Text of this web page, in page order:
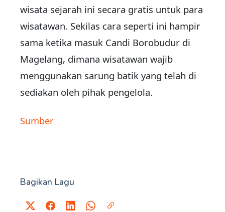
wisata sejarah ini secara gratis untuk para
wisatawan. Sekilas cara seperti ini hampir
sama ketika masuk Candi Borobudur di
Magelang, dimana wisatawan wajib
menggunakan sarung batik yang telah di
sediakan oleh pihak pengelola.
Sumber
Bagikan Lagu